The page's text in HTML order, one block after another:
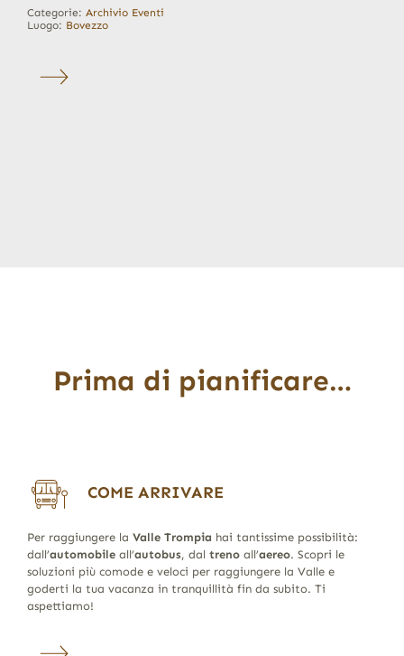
Categorie: Archivio Eventi
Luogo: Bovezzo
Prima di pianificare…
COME ARRIVARE
Per raggiungere la Valle Trompia hai tantissime possibilità:
dall’automobileall’autobus, dal trenoall’aereo. Scopri le
soluzioni più comode e veloci per raggiungere la Valle e
goderti la tua vacanza in tranquillità fin da subito. Ti
aspettiamo!